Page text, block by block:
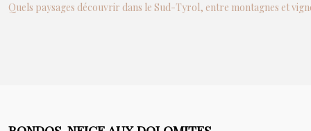
Quels paysages découvrir dans le Sud-Tyrol, entre montagnes et